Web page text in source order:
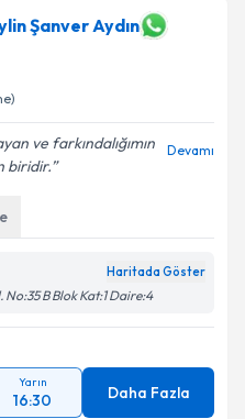
Şanver Aydın
ve farkındalığımın
biridir.
Devamı
Haritada Göster
B Blok Kat:1 Daire:4
Yarın
16:30 Daha Fazla